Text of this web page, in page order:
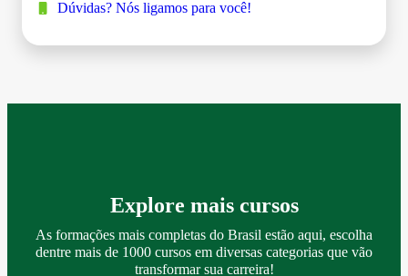
Dúvidas? Nós ligamos para você!
Explore mais cursos
As formações mais completas do Brasil estão aqui, escolha
dentre mais de 1000 cursos em diversas categorias que vão
transformar sua carreira!